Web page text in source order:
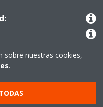
Protección de Datos
sobre nuestras cookies,
.